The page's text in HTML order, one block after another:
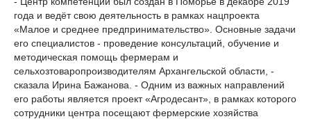
года и ведёт свою деятельность в рамках нацпроекта
«Малое и среднее предпринимательство». Основные задачи
его специалистов - проведение консультаций, обучение и
методическая помощь фермерам и
сельхозтоваропроизводителям Архангельской области, -
сказала Ирина Бажанова. - Одним из важных направлений
его работы является проект «Агродесант», в рамках которого
сотрудники центра посещают фермерские хозяйства